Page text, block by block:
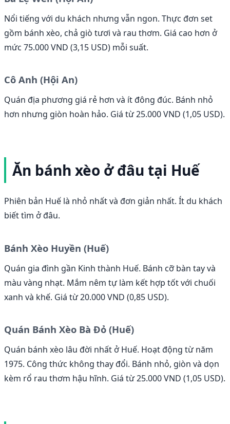
Nổi tiếng với du khách nhưng vẫn ngon. Thực đơn set
gồm bánh xèo, chả giò tươi và rau thơm. Giá cao hơn ở
mức 75.000 VND (3,15 USD) mỗi suất.
Cô Anh (Hội An)
Quán địa phương giá rẻ hơn và ít đông đúc. Bánh nhỏ
hơn nhưng giòn hoàn hảo. Giá từ 25.000 VND (1,05 USD).
Ăn bánh xèo ở đâu tại Huế
Phiên bản Huế là nhỏ nhất và đơn giản nhất. Ít du khách
biết tìm ở đâu.
Bánh Xèo Huyền (Huế)
Quán gia đình gần Kinh thành Huế. Bánh cỡ bàn tay và
màu vàng nhạt. Mắm nêm tự làm kết hợp tốt với chuối
xanh và khế. Giá từ 20.000 VND (0,85 USD).
Quán Bánh Xèo Bà Đỏ (Huế)
Quán bánh xèo lâu đời nhất ở Huế. Hoạt động từ năm
1975. Công thức không thay đổi. Bánh nhỏ, giòn và dọn
kèm rổ rau thơm hậu hĩnh. Giá từ 25.000 VND (1,05 USD).